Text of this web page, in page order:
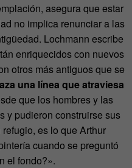
asegura que estar
no implica renunciar a las
Lochmann escribe
enriquecidos con nuevos
otros más antiguos que se
una línea que atraviesa
que los hombres y las
y pudieron construirse sus
es lo que Arthur
cuando se preguntó
el fondo?».